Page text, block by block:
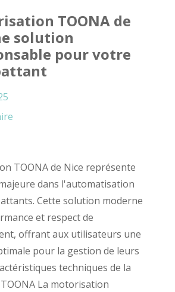
TOONA de
solution
pour votre
TOONA de Nice représente
dans l'automatisation
Cette solution moderne
et respect de
offrant aux utilisateurs une
pour la gestion de leurs
techniques de la
La motorisation